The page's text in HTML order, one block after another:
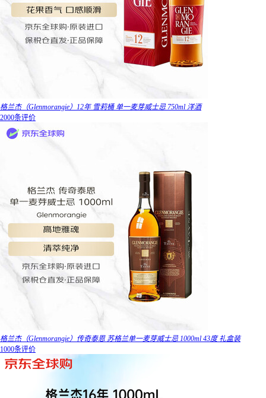
格兰杰（Glenmorangie）12年 雪莉桶 单一麦芽威士忌 750ml 洋酒
2000条评价
格兰杰（Glenmorangie）传奇泰恩 苏格兰单一麦芽威士忌 1000ml 43度 礼盒装
1000条评价